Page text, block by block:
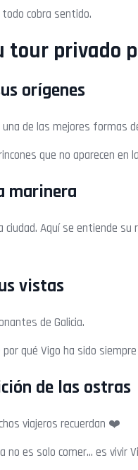
cobra sentido.
privado
orígenes
de las mejores formas
que no aparecen en
marinera
Aquí se entiende
vistas
de Galicia.
qué Vigo ha sido
de las ostras
viajeros recuerdan ❤️
es solo comer… es vivir